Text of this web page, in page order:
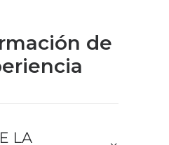
de
LA